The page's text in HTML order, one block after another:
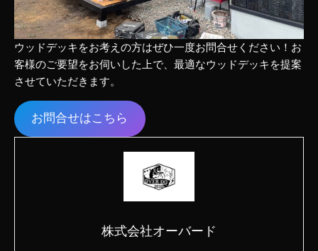
ウッドデッキをお考えの方はぜひ一度お問合せください！お
客様のご要望をお伺いした上で、最適なウッドデッキを提案
させていただきます。
お問合せはこちら
株式会社オーバード